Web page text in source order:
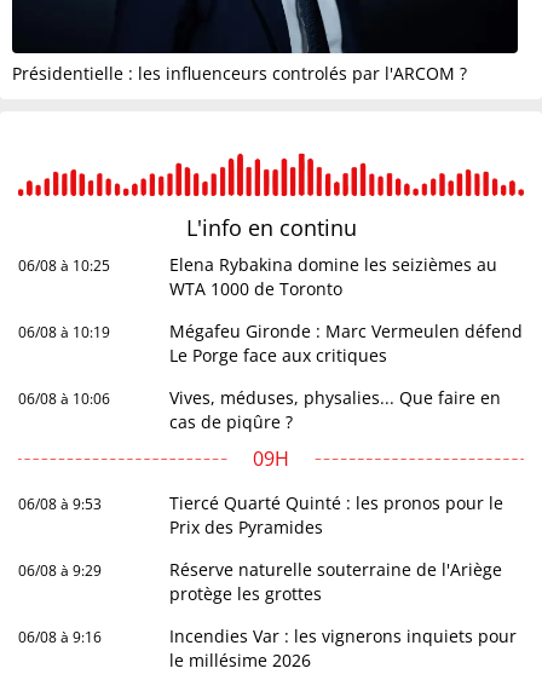
Présidentielle : les influenceurs controlés par l'ARCOM ?
L'info en continu
06/08 à 10:25
Elena Rybakina domine les seizièmes au
WTA 1000 de Toronto
06/08 à 10:19
Mégafeu Gironde : Marc Vermeulen défend
Le Porge face aux critiques
06/08 à 10:06
Vives, méduses, physalies... Que faire en
cas de piqûre ?
09H
06/08 à 9:53
Tiercé Quarté Quinté : les pronos pour le
Prix des Pyramides
06/08 à 9:29
Réserve naturelle souterraine de l'Ariège
protège les grottes
06/08 à 9:16
Incendies Var : les vignerons inquiets pour
le millésime 2026